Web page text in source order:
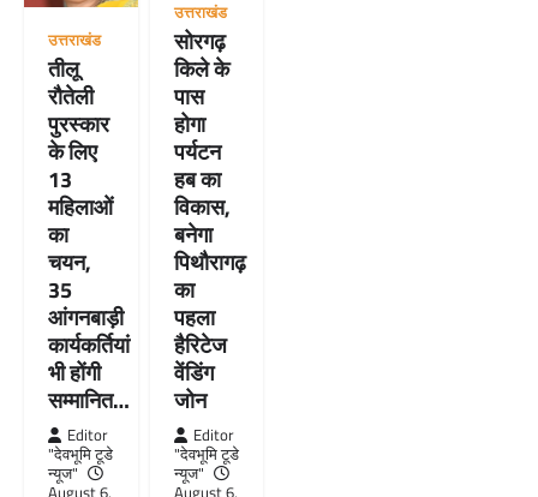
उत्तराखंड
तीलू
रौतेली
पुरस्कार
के लिए
13
महिलाओं
का
चयन,
35
आंगनबाड़ी
कार्यकर्तियां
भी होंगी
सम्मानित…
Editor
"देवभूमि टूडे
न्यूज"
उत्तराखंड
सोरगढ़
किले के
पास
होगा
पर्यटन
हब का
विकास,
बनेगा
पिथौरागढ़
का
पहला
हैरिटेज
वेंडिंग
जोन
Editor
"देवभूमि टूडे
न्यूज"